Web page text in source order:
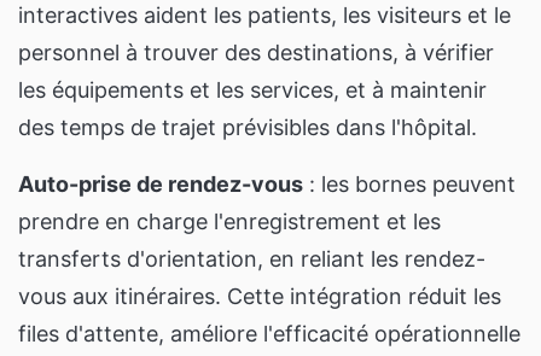
interactives aident les patients, les visiteurs et le
personnel à trouver des destinations, à vérifier
les équipements et les services, et à maintenir
des temps de trajet prévisibles dans l'hôpital.
Auto-prise de rendez-vous : les bornes peuvent
prendre en charge l'enregistrement et les
transferts d'orientation, en reliant les rendez-
vous aux itinéraires. Cette intégration réduit les
files d'attente, améliore l'efficacité opérationnelle